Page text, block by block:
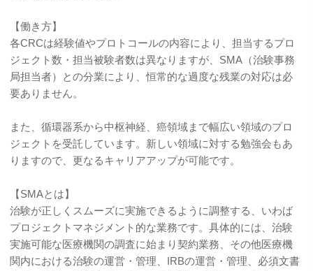
【働き方】
各CRCは経験値やプロトコールの内容により、担当するプロ
ジェクト数・担当被験者数は異なりますが、SMA（治験事務
局担当者）との分業により、恒常的な過度な残業の対応は必
要ありません。
また、循環器系から中枢神経、癌領域まで幅広い領域のプロ
ジェクトを受託しています。新しい領域に対する勉強会もあ
りますので、更なるキャリアアップが可能です。
【SMAとは】
治験が正しくスムーズに実施できるように調整する、いわば
プロジェクトマネジメント的な業務です。具体的には、治験
実施可能な医療機関の調査に始まり契約業務、その他医療機
関内における治験の運営・管理、IRBの運営・管理、必須文書